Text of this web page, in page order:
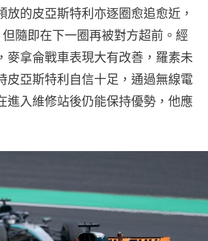
放的皮亞斯特利亦逐圈愈追愈近，
隨即在下一圈再被對方超前。經
麥拿侖戰車表現大有改善，羅素未
皮亞斯特利自信十足，通過無線電
進入維修站後仍能保持優勢，他應